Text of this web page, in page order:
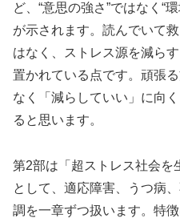
ど、“意思の強さ”ではなく“
が示されます。読んでいて
はなく、ストレス源を減ら
置かれている点です。頑張
なく「減らしていい」に向
ると思います。
第2部は「超ストレス社会を
として、適応障害、うつ病
調を一章ずつ扱います。特